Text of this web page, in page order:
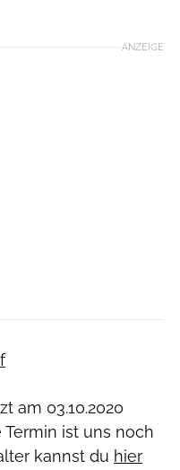
ANZEIGE
am 03.10.2020
ist uns noch
kannst du hier